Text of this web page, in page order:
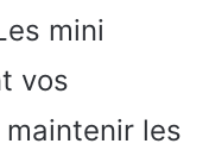
mini
vos
les